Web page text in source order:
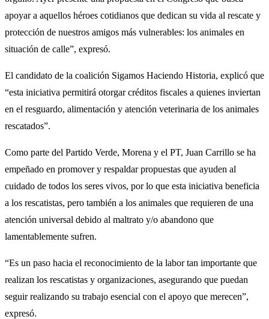
apoyar a aquellos héroes cotidianos que dedican su vida al rescate y
protección de nuestros amigos más vulnerables: los animales en
situación de calle”, expresó.
El candidato de la coalición Sigamos Haciendo Historia, explicó que
“esta iniciativa permitirá otorgar créditos fiscales a quienes inviertan
en el resguardo, alimentación y atención veterinaria de los animales
rescatados”.
Como parte del Partido Verde, Morena y el PT, Juan Carrillo se ha
empeñado en promover y respaldar propuestas que ayuden al
cuidado de todos los seres vivos, por lo que esta iniciativa beneficia
a los rescatistas, pero también a los animales que requieren de una
atención universal debido al maltrato y/o abandono que
lamentablemente sufren.
“Es un paso hacia el reconocimiento de la labor tan importante que
realizan los rescatistas y organizaciones, asegurando que puedan
seguir realizando su trabajo esencial con el apoyo que merecen”,
expresó.